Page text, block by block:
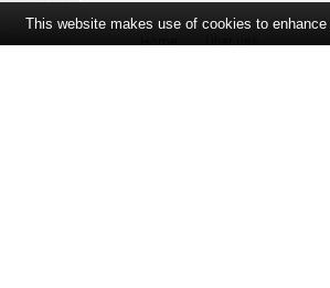
Home Über uns
This website makes use of cookies to